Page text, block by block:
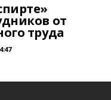
от
труда